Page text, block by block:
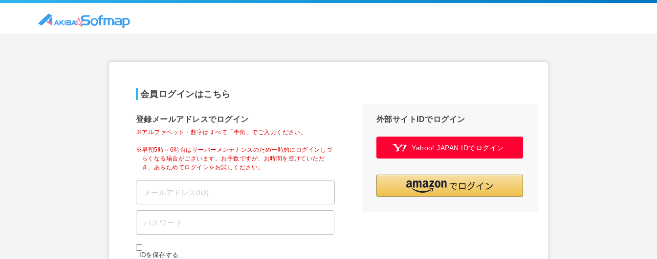
会員ログインはこちら
登録メールアドレスでログイン
※アルファベット・数字はすべて「半角」でご入力ください。
※早朝5時～6時台はサーバーメンテナンスのため一時的にログインしづ
らくなる場合がございます。お手数ですが、お時間を空けていただ
き、あらためてログインをお試しください。
IDを保存する
外部サイトIDでログイン
Yahoo! JAPAN IDでログイン